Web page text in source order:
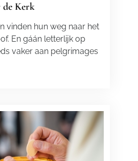
Kerk
vinden hun weg naar het
En gáán letterlijk op
vaker aan pelgrimages